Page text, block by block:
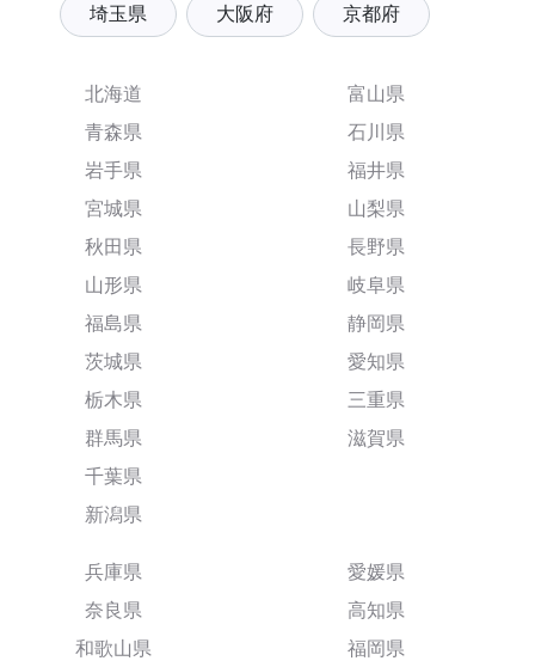
埼玉県 大阪府 京都府
北海道
青森県
岩手県
宮城県
秋田県
山形県
福島県
茨城県
栃木県
群馬県
千葉県
新潟県
富山県
石川県
福井県
山梨県
長野県
岐阜県
静岡県
愛知県
三重県
滋賀県
兵庫県
奈良県
和歌山県
愛媛県
高知県
福岡県